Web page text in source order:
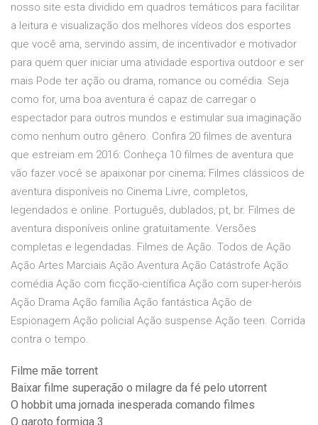
nosso site esta dividido em quadros temáticos para facilitar
a leitura e visualização dos melhores vídeos dos esportes
que você ama, servindo assim, de incentivador e motivador
para quem quer iniciar uma atividade esportiva outdoor e ser
mais Pode ter ação ou drama, romance ou comédia. Seja
como for, uma boa aventura é capaz de carregar o
espectador para outros mundos e estimular sua imaginação
como nenhum outro gênero. Confira 20 filmes de aventura
que estreiam em 2016: Conheça 10 filmes de aventura que
vão fazer você se apaixonar por cinema; Filmes clássicos de
aventura disponíveis no Cinema Livre, completos,
legendados e online. Português, dublados, pt, br. Filmes de
aventura disponíveis online gratuitamente. Versões
completas e legendadas. Filmes de Ação. Todos de Ação
Ação Artes Marciais Ação Aventura Ação Catástrofe Ação
comédia Ação com ficção-científica Ação com super-heróis
Ação Drama Ação família Ação fantástica Ação de
Espionagem Ação policial Ação suspense Ação teen. Corrida
contra o tempo.
Filme mãe torrent
Baixar filme superação o milagre da fé pelo utorrent
O hobbit uma jornada inesperada comando filmes
O garoto formiga 3